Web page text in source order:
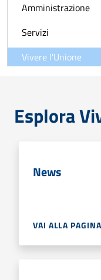
Amministrazione
Servizi
Vivere l'Unione
Esplora
News
VAI ALLA PAGINA